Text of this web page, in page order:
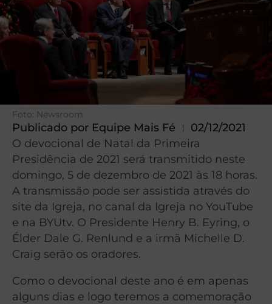
Foto: Newsroom
Publicado por Equipe Mais Fé
02/12/2021
O devocional de Natal da Primeira
Presidência de 2021 será transmitido neste
domingo, 5 de dezembro de 2021 às 18 horas.
A transmissão pode ser assistida através do
site da Igreja, no canal da Igreja no YouTube
e na BYUtv. O Presidente Henry B. Eyring, o
Élder Dale G. Renlund e a irmã Michelle D.
Craig serão os oradores.
Como o devocional deste ano é em apenas
alguns dias e logo teremos a comemoração